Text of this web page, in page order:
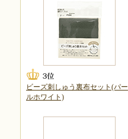
ビーズ刺しゅう裏布セット(パー
ルホワイト)